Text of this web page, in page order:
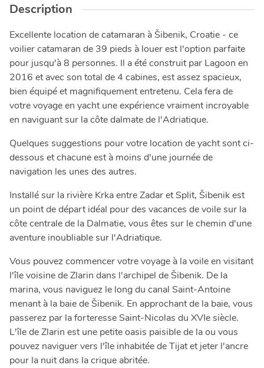
Description
Excellente location de catamaran à Šibenik, Croatie - ce
voilier catamaran de 39 pieds à louer est l'option parfaite
pour jusqu'à 8 personnes. Il a été construit par Lagoon en
2016 et avec son total de 4 cabines, est assez spacieux,
bien équipé et magnifiquement entretenu. Cela fera de
votre voyage en yacht une expérience vraiment incroyable
en naviguant sur la côte dalmate de l'Adriatique.
Quelques suggestions pour votre location de yacht sont ci-
dessous et chacune est à moins d'une journée de
navigation les unes des autres.
Installé sur la rivière Krka entre Zadar et Split, Šibenik est
un point de départ idéal pour des vacances de voile sur la
côte centrale de la Dalmatie, vous êtes sur le chemin d'une
aventure inoubliable sur l'Adriatique.
Vous pouvez commencer votre voyage à la voile en visitant
l'île voisine de Zlarin dans l'archipel de Šibenik. De la
marina, vous naviguez le long du canal Saint-Antoine
menant à la baie de Šibenik. En approchant de la baie, vous
passerez par la forteresse Saint-Nicolas du XVIe siècle.
L'île de Zlarin est une petite oasis paisible de la ou vous
pouvez naviguer vers l'île inhabitée de Tijat et jeter l'ancre
pour la nuit dans la crique abritée.